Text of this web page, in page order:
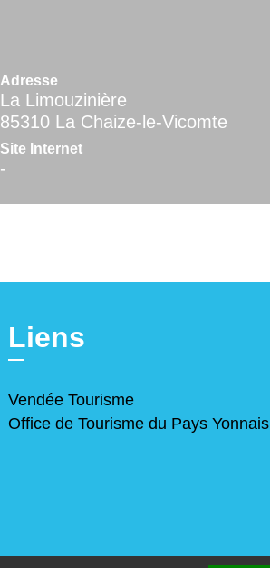
Adresse
La Limouzinière
85310 La Chaize-le-Vicomte
Site Internet
-
Liens
Vendée Tourisme
Office de Tourisme du Pays Yonnais